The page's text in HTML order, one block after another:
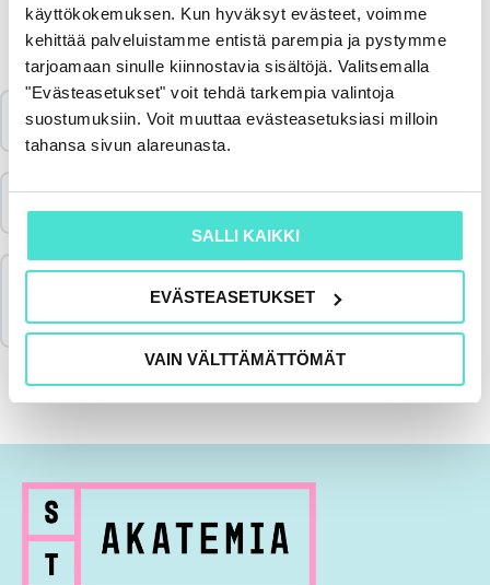
käyttökokemuksen. Kun hyväksyt evästeet, voimme
kehittää palveluistamme entistä parempia ja pystymme
tarjoamaan sinulle kiinnostavia sisältöjä. Valitsemalla
"Evästeasetukset" voit tehdä tarkempia valintoja
suostumuksiin. Voit muuttaa evästeasetuksiasi milloin
tahansa sivun alareunasta.
SALLI KAIKKI
EVÄSTEASETUKSET
VAIN VÄLTTÄMÄTTÖMÄT
Sisältö
Katso koulutus & aineisto
Vastaa palautekyselyyn
Merkitse koulutus suoritetuksi & lataa